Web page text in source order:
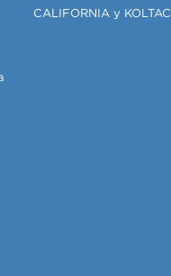
CALIFORNIA y KOLTAC.